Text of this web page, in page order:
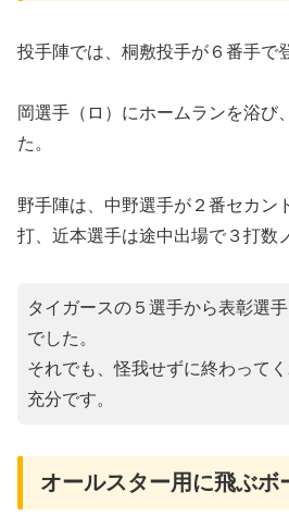
投手陣では、桐敷投手が６番手で
岡選手（ロ）にホームランを浴び
た。
野手陣は、中野選手が２番セカン
打、近本選手は途中出場で３打数
タイガースの５選手から表彰選
でした。
それでも、怪我せずに終わってく
充分です。
オールスター用に飛ぶボ